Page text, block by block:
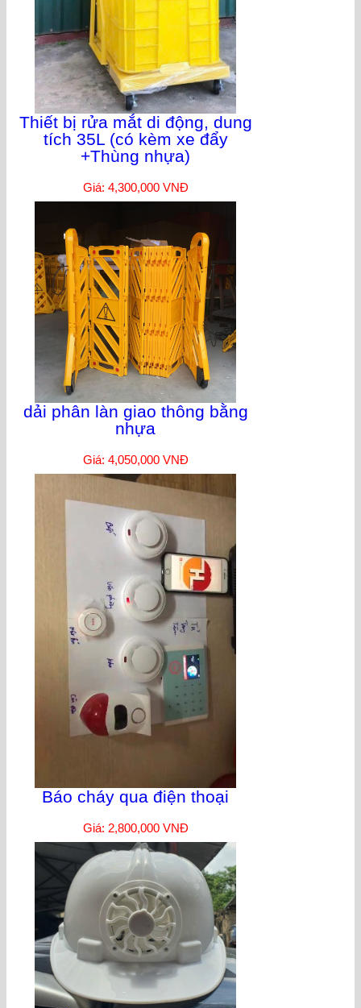
Thiết bị rửa mắt di động, dung
tích 35L (có kèm xe đẩy
+Thùng nhựa)
Giá: 4,300,000 VNĐ
dải phân làn giao thông bằng
nhựa
Giá: 4,050,000 VNĐ
Báo cháy qua điện thoại
Giá: 2,800,000 VNĐ